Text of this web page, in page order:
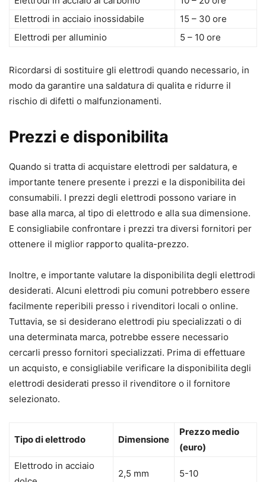
Elettrodi in acciaio inossidabile
15 – 30 ore
Elettrodi per alluminio
5 – 10 ore
Ricordarsi di sostituire gli elettrodi quando necessario, in
modo da garantire una saldatura di qualita e ridurre il
rischio di difetti o malfunzionamenti.
Prezzi e disponibilita
Quando si tratta di acquistare elettrodi per saldatura, e
importante tenere presente i prezzi e la disponibilita dei
consumabili. I prezzi degli elettrodi possono variare in
base alla marca, al tipo di elettrodo e alla sua dimensione.
E consigliabile confrontare i prezzi tra diversi fornitori per
ottenere il miglior rapporto qualita-prezzo.
Inoltre, e importante valutare la disponibilita degli elettrodi
desiderati. Alcuni elettrodi piu comuni potrebbero essere
facilmente reperibili presso i rivenditori locali o online.
Tuttavia, se si desiderano elettrodi piu specializzati o di
una determinata marca, potrebbe essere necessario
cercarli presso fornitori specializzati. Prima di effettuare
un acquisto, e consigliabile verificare la disponibilita degli
elettrodi desiderati presso il rivenditore o il fornitore
selezionato.
Tipo di elettrodo Dimensione
Prezzo medio
(euro)
Elettrodo in acciaio
2,5 mm 5-10